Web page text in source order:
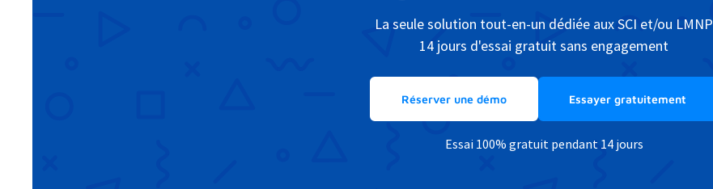
La seule solution tout-en-un dédiée aux SCI et/ou LMNP
14 jours d'essai gratuit sans engagement
Réserver une démo Essayer gratuitement
Essai 100% gratuit pendant 14 jours